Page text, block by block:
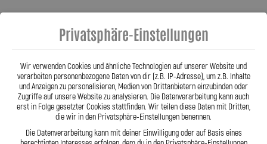
Privatsphäre-Einstellungen
Wir verwenden Cookies und ähnliche Technologien auf unserer Website und
verarbeiten personenbezogene Daten von dir (z.B. IP-Adresse), um z.B. Inhalte
und Anzeigen zu personalisieren, Medien von Drittanbietern einzubinden oder
Zugriffe auf unsere Website zu analysieren. Die Datenverarbeitung kann auch
erst in Folge gesetzter Cookies stattfinden. Wir teilen diese Daten mit Dritten,
die wir in den Privatsphäre-Einstellungen benennen.
Die Datenverarbeitung kann mit deiner Einwilligung oder auf Basis eines